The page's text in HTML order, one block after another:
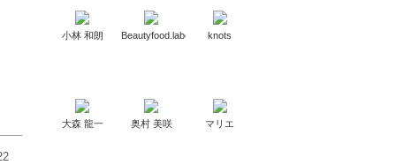
小林 和朗 Beautyfood.labo knots
大森 龍一 奥村 美咲 マリエ